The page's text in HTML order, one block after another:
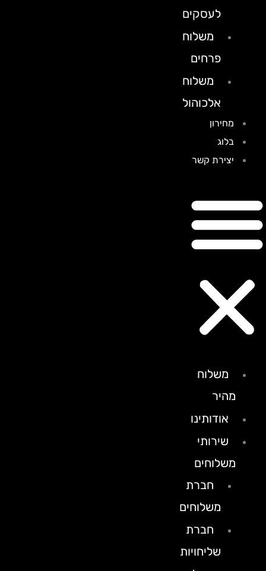
לעסקים
משלוח
פרחים
משלוח
אלכוהול
מחירון
בלוג
יצירת קשר
משלוח
מהיר
אודותינו
שירותי
משלוחים
חברת
משלוחים
חברת
שליחויות